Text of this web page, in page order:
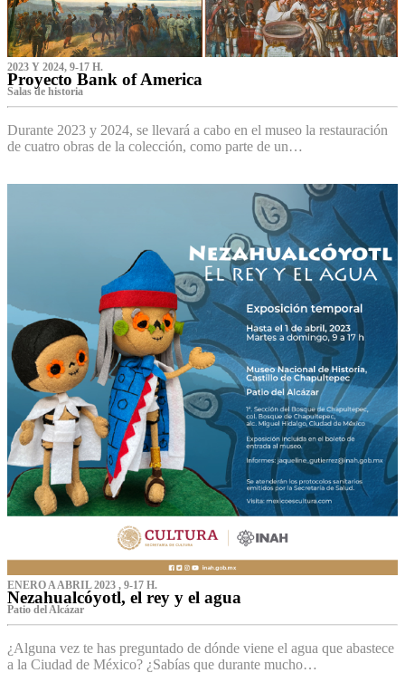
2023 Y 2024, 9-17 H.
Proyecto Bank of America
S‌alas de historia
Durante 2023 y 2024, se llevará a cabo en el museo la restauración
de cuatro obras de la colección, como parte de un…
ENERO A ABRIL 2023 , 9-17 H.
Nezahualcóyotl, el rey y el agua
Patio del Alcázar
¿Alguna vez te has preguntado de dónde viene el agua que abastece
a la Ciudad de México? ¿Sabías que durante mucho…